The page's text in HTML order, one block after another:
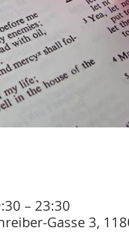
– 23:30
Gasse 3,